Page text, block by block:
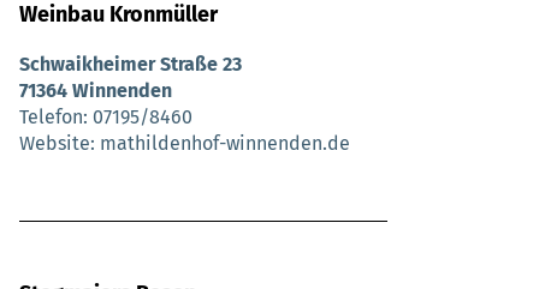
Weinbau Kronmüller
Schwaikheimer Straße 23
71364 Winnenden
Telefon 07195/8460
Website mathildenhof-winnenden.de